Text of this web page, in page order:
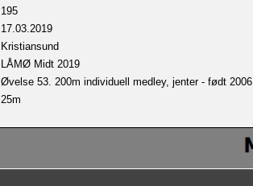
195
17.03.2019
Kristiansund
LÅMØ Midt 2019
Øvelse 53. 200m individuell medley, jenter - født 2006
25m